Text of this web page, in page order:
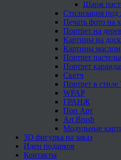
Шарж
Стилизация под
Печать фото на
Портрет на
Картины на
Картины маслом
Портрет
Портрет
Скетч
Портрет в стиле
WPAP
ГРАНЖ
Поп Арт
Art Brush
Модульные
3D фигурка на заказ
Идеи подарков
Контакты